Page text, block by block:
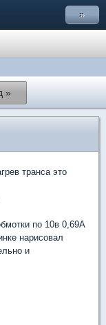
»
»
транса это
по 10в 0,69А
нарисовал
и